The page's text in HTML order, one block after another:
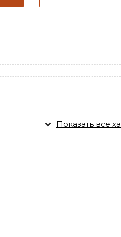
Показать все